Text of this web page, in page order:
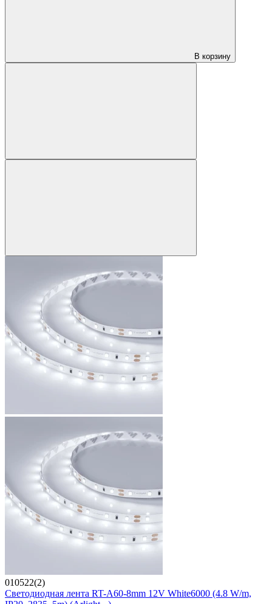
В корзину
010522(2)
Светодиодная лента RT-A60-8mm 12V White6000 (4.8 W/m,